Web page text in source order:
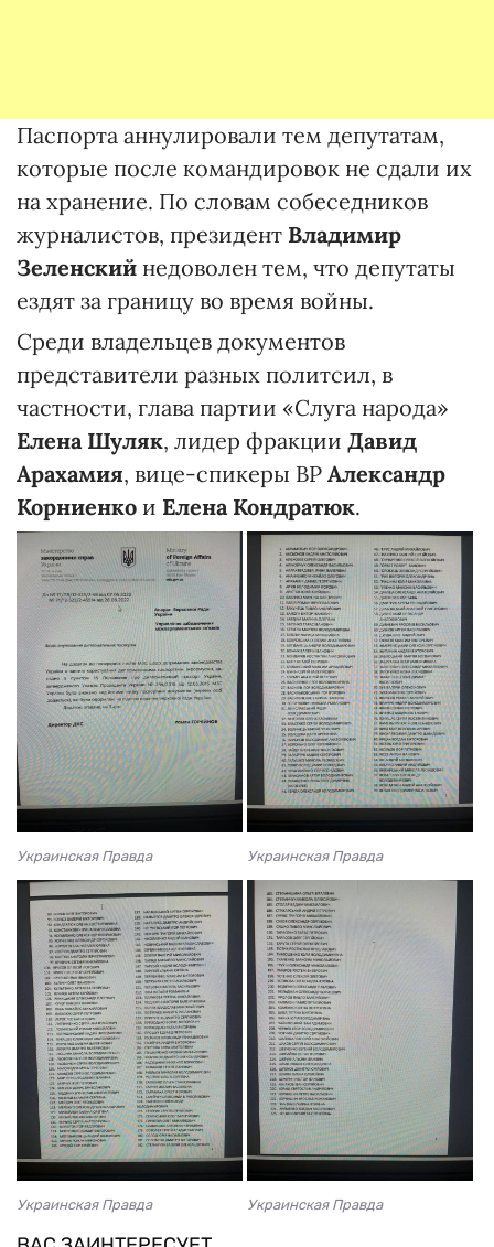
Паспорта аннулировали тем депутатам,
которые после командировок не сдали их
на хранение. По словам собеседников
журналистов, президент Владимир
Зеленский недоволен тем, что депутаты
ездят за границу во время войны.
Среди владельцев документов
представители разных политсил, в
частности, глава партии «Слуга народа»
Елена Шуляк, лидер фракции Давид
Арахамия, вице-спикеры ВР Александр
Корниенко и Елена Кондратюк.
Украинская Правда Украинская Правда
Украинская Правда Украинская Правда